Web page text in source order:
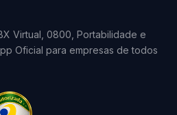
Virtual, 0800, Portabilidade e
Oficial para empresas de todos